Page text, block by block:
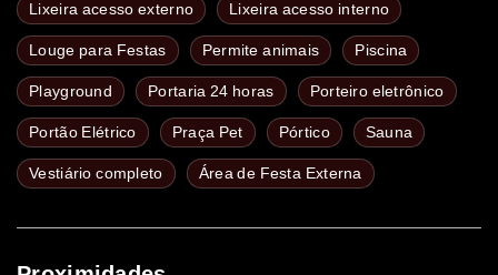
Lixeira acesso externo Lixeira acesso interno
Louge para Festas Permite animais Piscina
Playground Portaria 24 horas Porteiro eletrônico
Portão Elétrico Praça Pet Pórtico Sauna
Vestiário completo Área de Festa Externa